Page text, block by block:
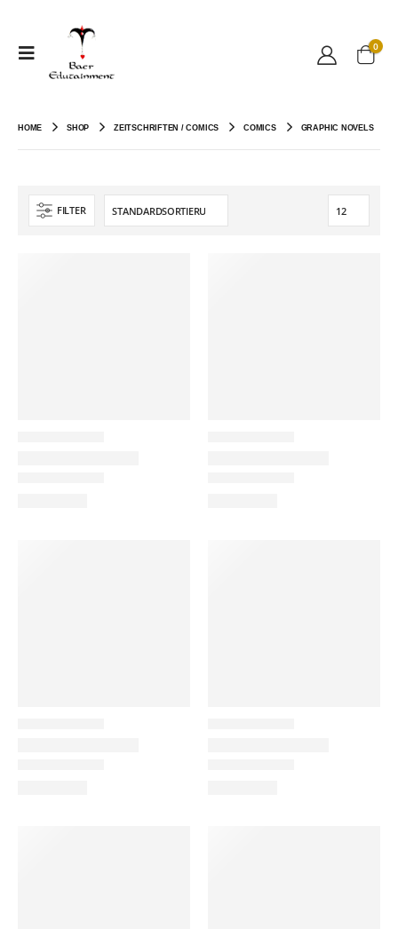
0
HOME SHOP ZEITSCHRIFTEN / COMICS COMICS GRAPHIC NOVELS
FILTER